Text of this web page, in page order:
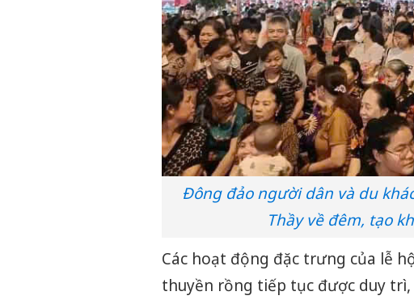
Đông đảo người dân và du
Thầy về đêm, tạo
Các hoạt động đặc trưng của lễ
thuyền rồng tiếp tục được duy